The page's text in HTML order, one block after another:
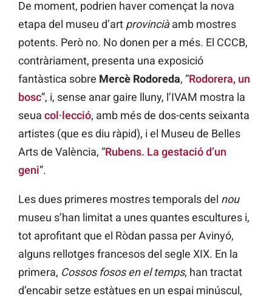
De moment, podrien haver començat la nova
etapa del museu d’art provinciàamb mostres
potents. Però no. No donen per a més. El CCCB,
contràriament, presenta una exposició
fantàstica sobre Mercè Rodoreda, “Rodorera, un
bosc”, i, sense anar gaire lluny, l’IVAM mostra la
seua col·lecció, amb més de dos-cents seixanta
artistes (que es diu ràpid), i el Museu de Belles
Arts de València, “Rubens. La gestació d’un
geni”.
Les dues primeres mostres temporals del nou
museu s’han limitat a unes quantes escultures i,
tot aprofitant que el Ròdan passa per Avinyó,
alguns rellotges francesos del segle XIX. En la
primera, Cossos fosos en el temps, han tractat
d’encabir setze estàtues en un espai minúscul,